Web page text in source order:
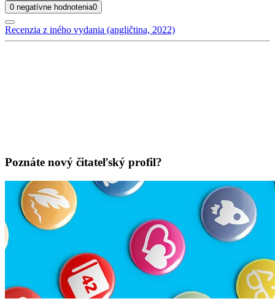
0 negatívne hodnotenia0
Recenzia z iného vydania (angličtina, 2022)
Poznáte nový čitateľský profil?